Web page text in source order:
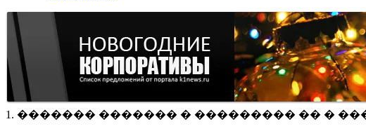
1. ������� ������� � ��������� �� �